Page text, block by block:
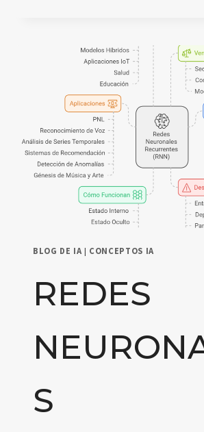
EMPRESA
CON
DATOS
INTELIGENTES
BLOG DE IA | CONCEPTOS IA
REDES
S